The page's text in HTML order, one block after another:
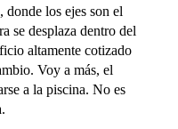
donde los ejes son el
se desplaza dentro del
altamente cotizado
Voy a más, el
a la piscina. No es